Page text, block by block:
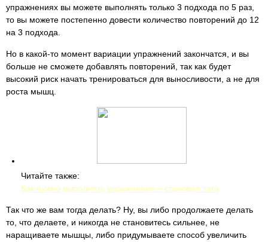
упражнениях вы можете выполнять только 3 подхода по 5 раз,
то вы можете постепенно довести количество повторений до 12
на 3 подхода.
Но в какой-то момент вариации упражнений закончатся, и вы
больше не сможете добавлять повторений, так как будет
высокий риск начать тренироваться для выносливости, а не для
роста мышц.
Читайте также:
Как нужно выполнять упражнение – становая тяга
Так что же вам тогда делать? Ну, вы либо продолжаете делать
то, что делаете, и никогда не становитесь сильнее, не
наращиваете мышцы, либо придумываете способ увеличить